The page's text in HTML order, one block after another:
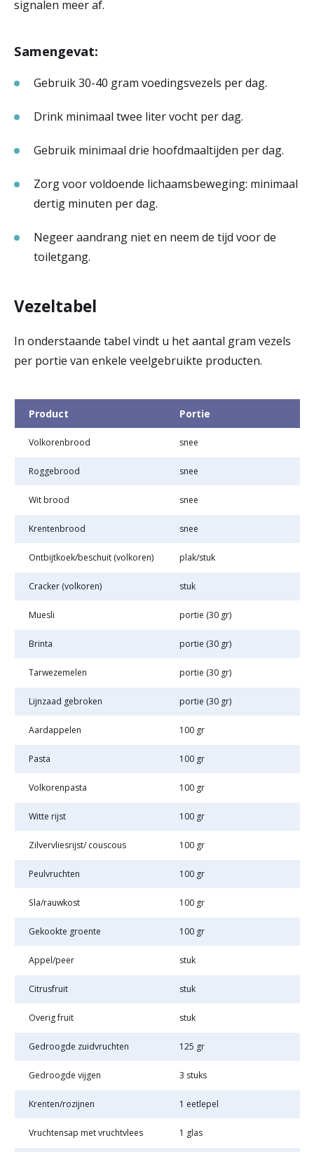
signalen meer af.
Samengevat:
Gebruik 30-40 gram voedingsvezels per dag.
Drink minimaal twee liter vocht per dag.
Gebruik minimaal drie hoofdmaaltijden per dag.
Zorg voor voldoende lichaamsbeweging: minimaal
dertig minuten per dag.
Negeer aandrang niet en neem de tijd voor de
toiletgang.
Vezeltabel
In onderstaande tabel vindt u het aantal gram vezels
per portie van enkele veelgebruikte producten.
Product Portie
Volkorenbrood snee
Roggebrood snee
Wit brood snee
Krentenbrood snee
Ontbijtkoek/beschuit (volkoren) plak/stuk
Cracker (volkoren) stuk
Muesli portie (30 gr)
Brinta portie (30 gr)
Tarwezemelen portie (30 gr)
Lijnzaad gebroken portie (30 gr)
Aardappelen 100 gr
Pasta 100 gr
Volkorenpasta 100 gr
Witte rijst 100 gr
Zilvervliesrijst/ couscous 100 gr
Peulvruchten 100 gr
Sla/rauwkost 100 gr
Gekookte groente 100 gr
Appel/peer stuk
Citrusfruit stuk
Overig fruit stuk
Gedroogde zuidvruchten 125 gr
Gedroogde vijgen 3 stuks
Krenten/rozijnen 1 eetlepel
Vruchtensap met vruchtvlees 1 glas